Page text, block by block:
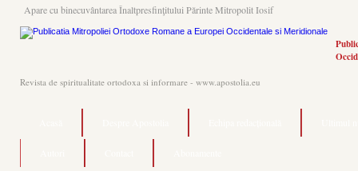
Apare cu binecuvântarea Înaltpresfinţitului Părinte Mitropolit Iosif
Revista de spiritualitate ortodoxa si informare - www.apostolia.eu